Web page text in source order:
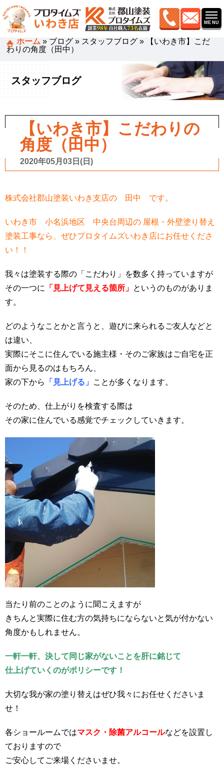
ホーム » ブログ » スタッフブログ »
【いわき市】こだ
わりの角度（田中）
スタッフブログ
【いわき市】こだわりの
角度（田中）
2020年05月03日(日)
株式会社郡山塗装いわき支店の 田中 です。
いわき市 小名浜地区 中央台周辺の 屋根・外壁塗り替え
塗装工事なら、ぜひプロタイムズいわき店にお任せくださ
い！！
我々は塗装する際の「こだわり」を数多く持っていますが
その一つに
「見上げて見える箇所」 というのものがありま
す。
どのようなことかと言うと、遊びに来られるご友人などと
は違い、
実際にそこに住んでいる施主様・そのご家族はご自宅を正
面から見るのはもちろん、
家の下から
「見上げる」 ことが多くなります。
そのため、仕上がりを検査する際は
その家に住んでいる感覚でチェックしていきます。
当たり前のことのように聞こえますが
きちんと実際に住む方の気持ちにならないと気が付かない
角度かもしれません。
一軒一軒、決して同じ家がないことを肝に銘じて
仕上げていくのがポリシーです！
大切な我が家の塗り替えはぜひ我々にお任せくださいま
せ！
各ショールームではマスク・除菌アルコールなどを設置し
ておりますので
ご安心してご来場くださいませ。